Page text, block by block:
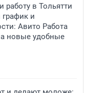
работу в Тольятти
и
Авито Работа
новые удобные